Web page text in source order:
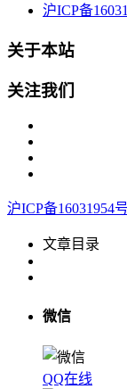
沪ICP备
关于本站
关注我们
沪ICP备16031954
文章目录
微信
QQ在线